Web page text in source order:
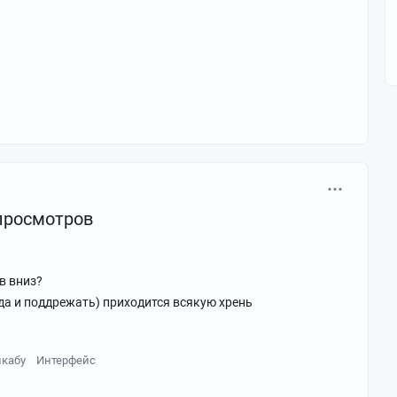
вниз?
и поддрежать) приходится всякую хрень
Интерфейс